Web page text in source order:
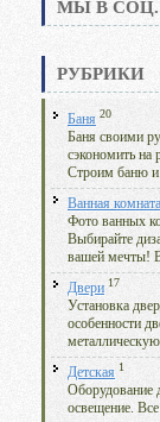
МЫ В СОЦ.
РУБРИКИ
Баня 20
Баня своими
сэкономить на
Строим баню
Ванная комната
Фото ванных
Выбирайте
вашей мечты!
Двери 17
Установка
особенности
Детская 1
Оборудование
освещение. Все